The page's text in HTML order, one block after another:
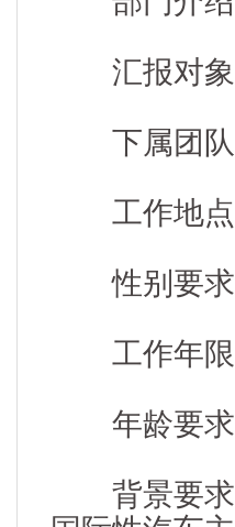
汇报对象
下属团队
工作地点
性别要求
工作年限
年龄要求
背景要求